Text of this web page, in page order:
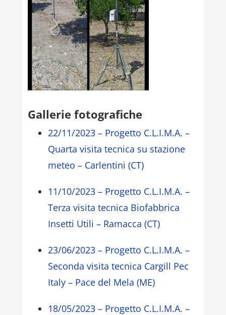
Gallerie fotografiche
22/11/2023 – Progetto C.L.I.M.A. –
Quarta visita tecnica su stazione
meteo – Carlentini (CT)
11/10/2023 – Progetto C.L.I.M.A. –
Terza visita tecnica Biofabbrica
Insetti Utili – Ramacca (CT)
23/06/2023 – Progetto C.L.I.M.A. –
Seconda visita tecnica Cargill Pec
Italy – Pace del Mela (ME)
18/05/2023 – Progetto C.L.I.M.A. –